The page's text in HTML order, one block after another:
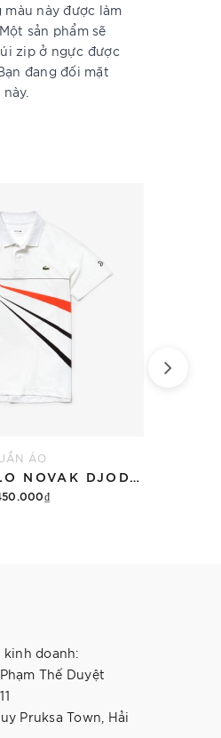
này được làm
sản phẩm sẽ
zip ở ngực được
đang đối mặt
ÁO
LACOSTE POLO NOVAK DJODJOKOVIC STRETCH (FORM ÂU)
doanh:
Thế Duyệt
Pruksa Town, Hải